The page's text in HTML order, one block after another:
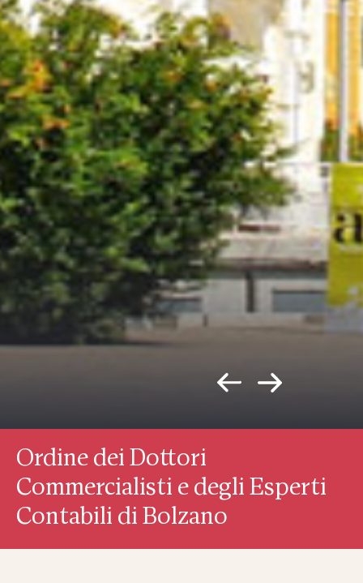
Ordine dei Dottori
Commercialisti e degli Esperti
Contabili di Bolzano